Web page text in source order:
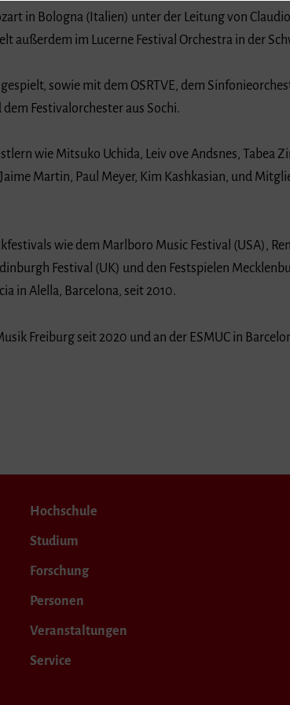
in Bologna (Italien) unter der Leitung von
außerdem im Lucerne Festival Orchestra in der
sowie mit dem OSRTVE, dem
Festivalorchester aus Sochi.
wie Mitsuko Uchida, Leiv ove Andsnes, Tabea
Martin, Paul Meyer, Kim Kashkasian, und
wie dem Marlboro Music Festival (USA),
Festival (UK) und den Festspielen
in Alella, Barcelona, seit 2010.
Freiburg seit 2020 und an der ESMUC in
Hochschule
Studium
Forschung
Personen
Veranstaltungen
Service